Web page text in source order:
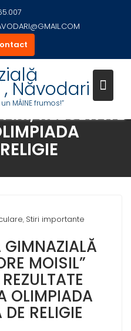
, Năvodari
MÂINE frumos!”
REZULTATE
, Stiri importante
GIMNAZIALĂ
MOISIL”
OLIMPIADA
RELIGIE